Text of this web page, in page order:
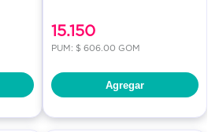
15.150
PUM: $ 606.00 GOM
Agregar